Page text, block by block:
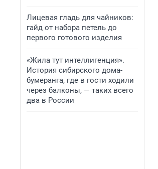
Лицевая гладь для чайников:
гайд от набора петель до
первого готового изделия
«Жила тут интеллигенция».
История сибирского дома-
бумеранга, где в гости ходили
через балконы, — таких всего
два в России